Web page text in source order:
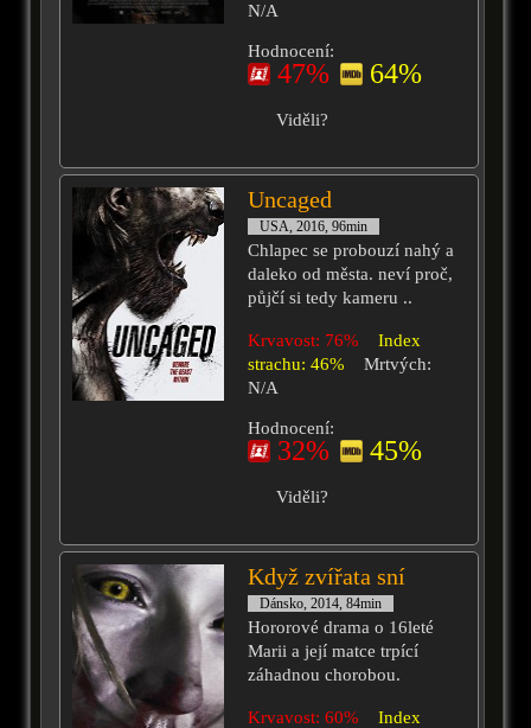
N/A
Hodnocení:
47% 64%
Viděli?
Uncaged
USA, 2016, 96min
Chlapec se probouzí nahý a
daleko od města. neví proč,
půjčí si tedy kameru ..
Krvavost: 76%
Index
strachu: 46%
Mrtvých:
N/A
Hodnocení:
32% 45%
Viděli?
Když zvířata sní
Dánsko, 2014, 84min
Hororové drama o 16leté
Marii a její matce trpící
záhadnou chorobou.
Krvavost: 60%
Index